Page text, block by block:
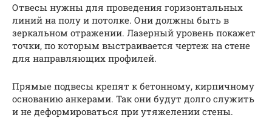
Отвесы нужны для проведения горизонтальных
линий на полу и потолке. Они должны быть в
зеркальном отражении. Лазерный уровень покажет
точки, по которым выстраивается чертеж на стене
для направляющих профилей.
Прямые подвесы крепят к бетонному, кирпичному
основанию анкерами. Так они будут долго служить
и не деформироваться при утяжелении стены.